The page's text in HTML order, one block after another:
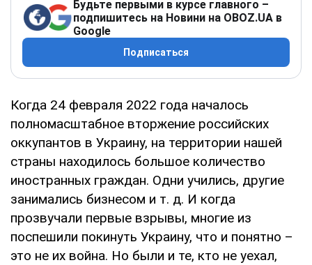
Будьте первыми в курсе главного –
подпишитесь на Новини на OBOZ.UA в
Google
Подписаться
Когда 24 февраля 2022 года началось
полномасштабное вторжение российских
оккупантов в Украину, на территории нашей
страны находилось большое количество
иностранных граждан. Одни учились, другие
занимались бизнесом и т. д. И когда
прозвучали первые взрывы, многие из
поспешили покинуть Украину, что и понятно –
это не их война. Но были и те, кто не уехал,